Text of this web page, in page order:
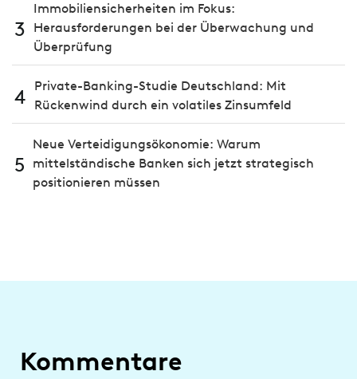
3
Immobiliensicherheiten im Fokus:
Herausforderungen bei der Überwachung und
Überprüfung
4
Private-Banking-Studie Deutschland: Mit
Rückenwind durch ein volatiles Zinsumfeld
5
Neue Verteidigungsökonomie: Warum
mittelständische Banken sich jetzt strategisch
positionieren müssen
Kommentare